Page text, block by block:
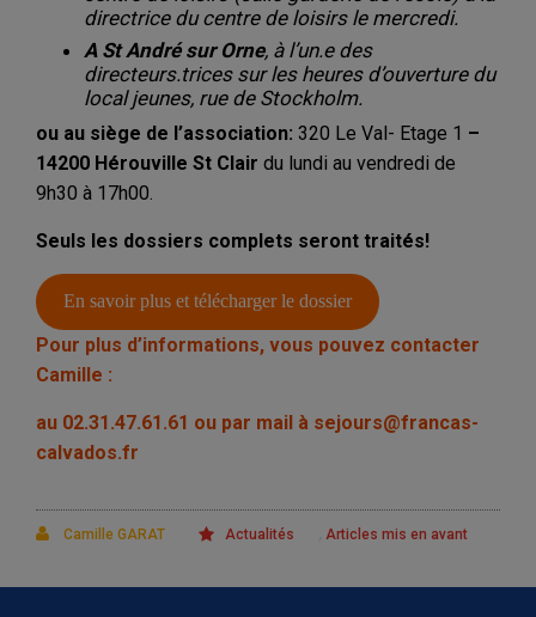
directrice du centre de loisirs le mercredi.
A St André sur Orne, à l’un.e des
directeurs.trices sur les heures d’ouverture du
local jeunes, rue de Stockholm.
ou au siège de l’association: 320 Le Val- Etage 1 –
14200 Hérouville St Clair du lundi au vendredi de
9h30 à 17h00.
Seuls les dossiers complets seront traités!
En savoir plus et télécharger le dossier
Pour plus d’informations, vous pouvez contacter
Camille :
au 02.31.47.61.61 ou par mail à sejours@francas-
calvados.fr
Camille GARAT Actualités Articles mis en avant